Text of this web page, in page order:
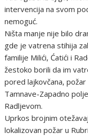
intervencija na svom
nemoguć.
Ništa manje nije bilo
gde je vatrena stihija
familije Milići, Ćatići i
žestoko borili da im
pored lajkovčana,
Tamnave-Zapadno
Radljevom.
Uprkos brojnim
lokalizovan požar u